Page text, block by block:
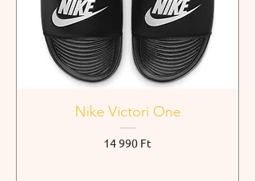
Nike Victori One
Ár
14 990 Ft